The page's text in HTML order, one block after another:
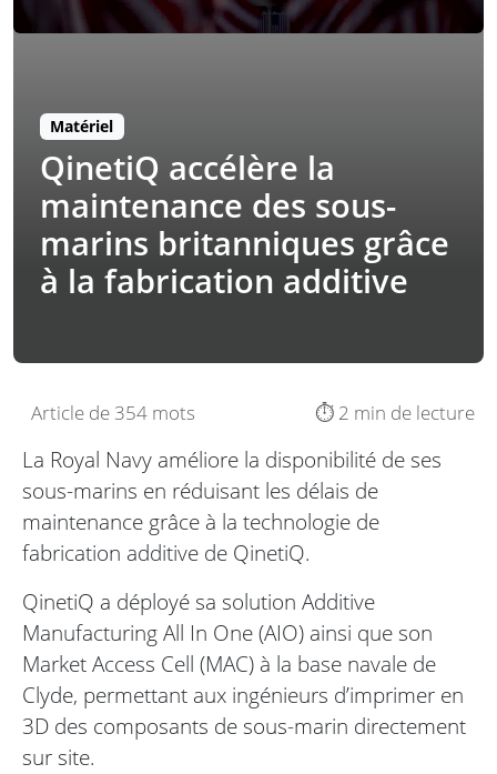
Matériel
QinetiQ accélère la
maintenance des sous-
marins britanniques grâce
à la fabrication additive
Article de 354 mots ⏱️ 2 min de lecture
La Royal Navy améliore la disponibilité de ses
sous-marins en réduisant les délais de
maintenance grâce à la technologie de
fabrication additive de QinetiQ.
QinetiQ a déployé sa solution Additive
Manufacturing All In One (AIO) ainsi que son
Market Access Cell (MAC) à la base navale de
Clyde, permettant aux ingénieurs d’imprimer en
3D des composants de sous-marin directement
sur site.